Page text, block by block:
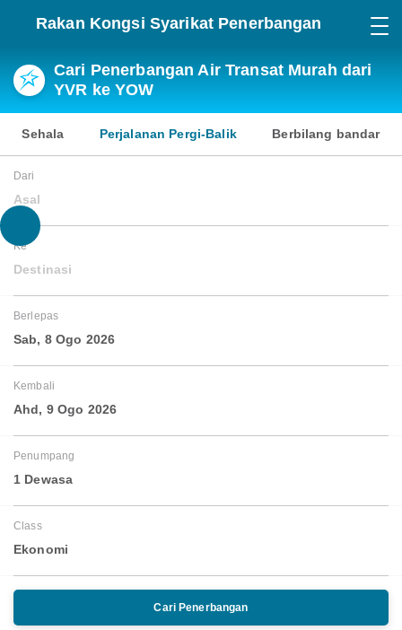
Rakan Kongsi Syarikat Penerbangan
Cari Penerbangan Air Transat Murah dari
YVR ke YOW
Sehala Perjalanan Pergi-Balik Berbilang bandar
Dari
Asal
Ke
Destinasi
Berlepas
Sab, 8 Ogo 2026
Kembali
Ahd, 9 Ogo 2026
Penumpang
1 Dewasa
Class
Ekonomi
Cari Penerbangan